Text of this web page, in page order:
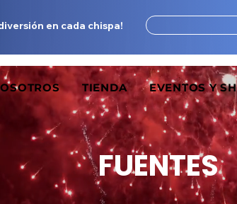
en cada chispa!
TIENDA EVENTOS Y
FUENTES